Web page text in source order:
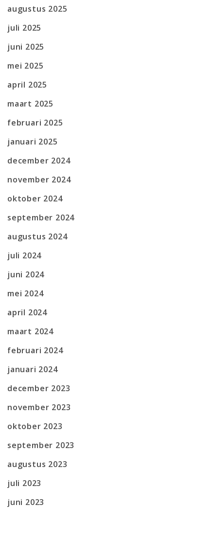
augustus 2025
juli 2025
juni 2025
mei 2025
april 2025
maart 2025
februari 2025
januari 2025
december 2024
november 2024
oktober 2024
september 2024
augustus 2024
juli 2024
juni 2024
mei 2024
april 2024
maart 2024
februari 2024
januari 2024
december 2023
november 2023
oktober 2023
september 2023
augustus 2023
juli 2023
juni 2023